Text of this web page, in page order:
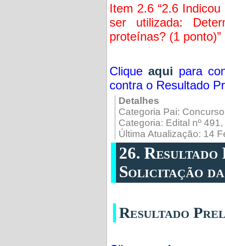
Item 2.6 “2.6
ser utilizada:
proteínas? (1 ponto)”
Cliqueaqui para
contra o Resultado
Detalhes
Categoria Pai:
Categoria: Edital nº
Última Atualização: 14
26.
Solicitação
Resultado